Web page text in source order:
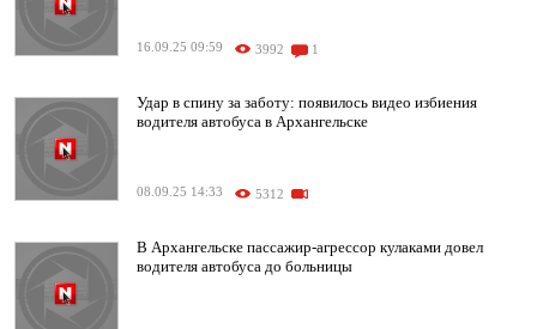
16.09.25 09:59 3992 1
Удар в спину за заботу: появилось видео избиения
водителя автобуса в Архангельске
08.09.25 14:33 5312
В Архангельске пассажир-агрессор кулаками довел
водителя автобуса до больницы